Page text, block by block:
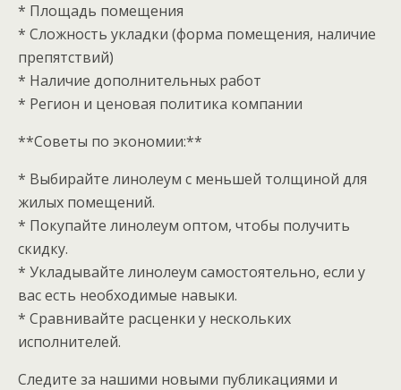
* Площадь помещения
* Сложность укладки (форма помещения, наличие
препятствий)
* Наличие дополнительных работ
* Регион и ценовая политика компании
**Советы по экономии:**
* Выбирайте линолеум с меньшей толщиной для
жилых помещений.
* Покупайте линолеум оптом, чтобы получить
скидку.
* Укладывайте линолеум самостоятельно, если у
вас есть необходимые навыки.
* Сравнивайте расценки у нескольких
исполнителей.
Следите за нашими новыми публикациями и